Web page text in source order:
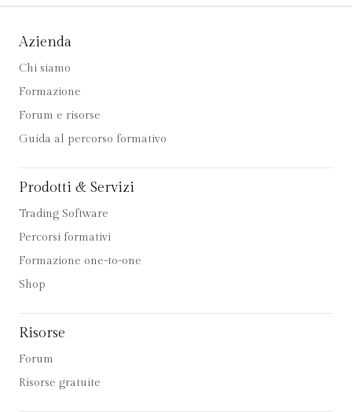
Azienda
Chi siamo
Formazione
Forum e risorse
Guida al percorso formativo
Prodotti & Servizi
Trading Software
Percorsi formativi
Formazione one-to-one
Shop
Risorse
Forum
Risorse gratuite